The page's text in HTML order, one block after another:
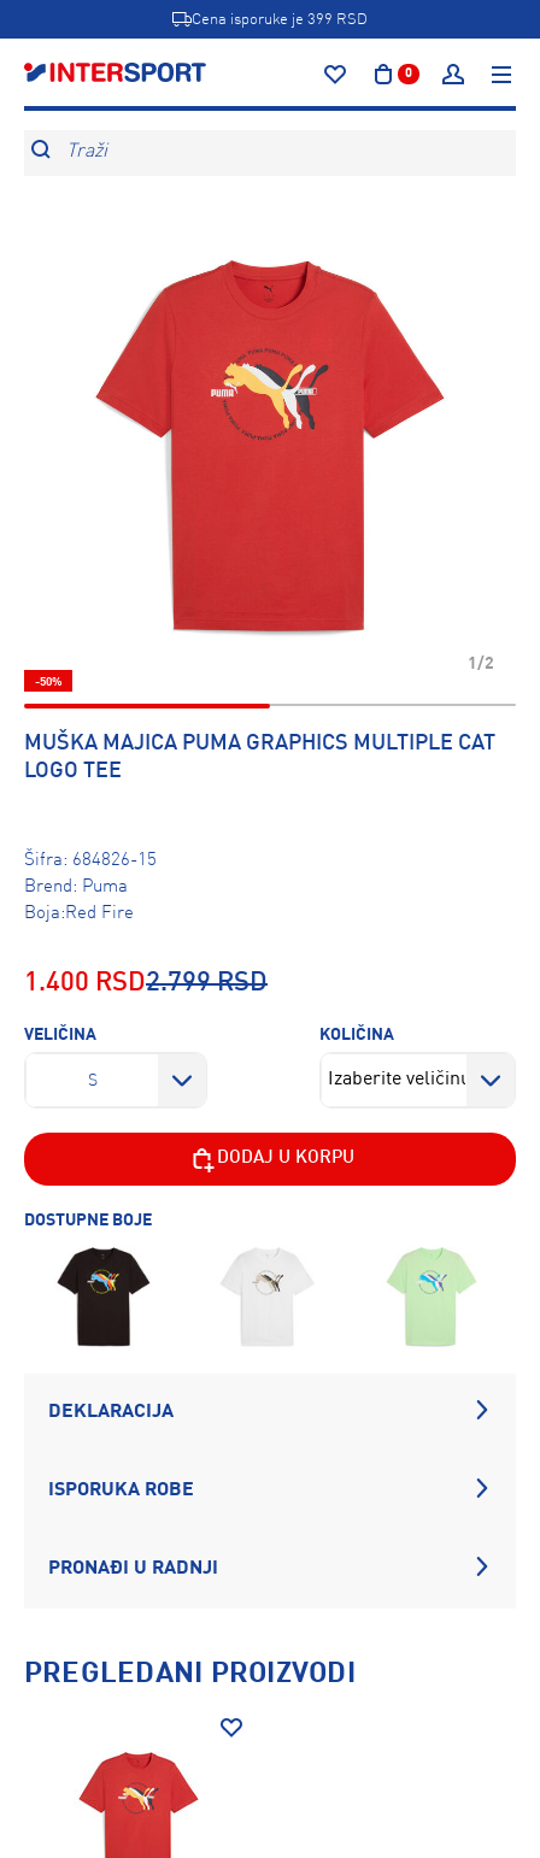
Cena isporuke je 399 RSD
0
Traži
1/2
-50%
MUŠKA MAJICA PUMA GRAPHICS MULTIPLE CAT
LOGO TEE
Šifra: 684826-15
Brend: Puma
Boja:Red Fire
1.400 RSD2.799 RSD
VELIČINA
S
KOLIČINA
DODAJ U KORPU
DOSTUPNE BOJE
DEKLARACIJA
ISPORUKA ROBE
PRONAĐI U RADNJI
PREGLEDANI PROIZVODI